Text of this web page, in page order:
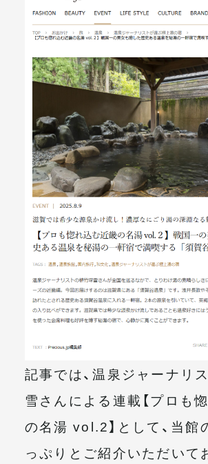
メールマガジン
記事では、温泉ジャーナリ
雪さんによる連載【プロも
の名湯 vol.2】として、当館
っぷりとご紹介いただいて